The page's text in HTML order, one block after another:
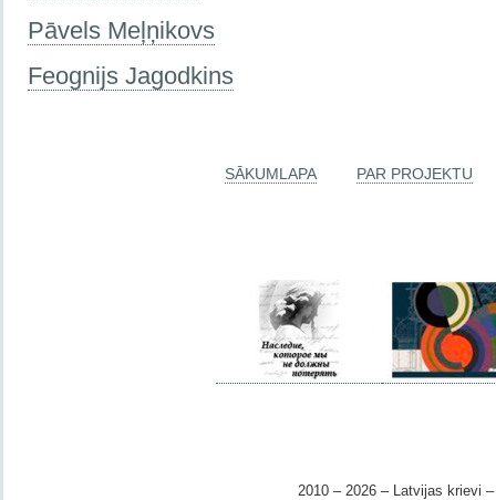
Pāvels Meļņikovs
Feognijs Jagodkins
SĀKUMLAPA PAR PROJEKTU
2010 – 2026 – Latvijas krievi –